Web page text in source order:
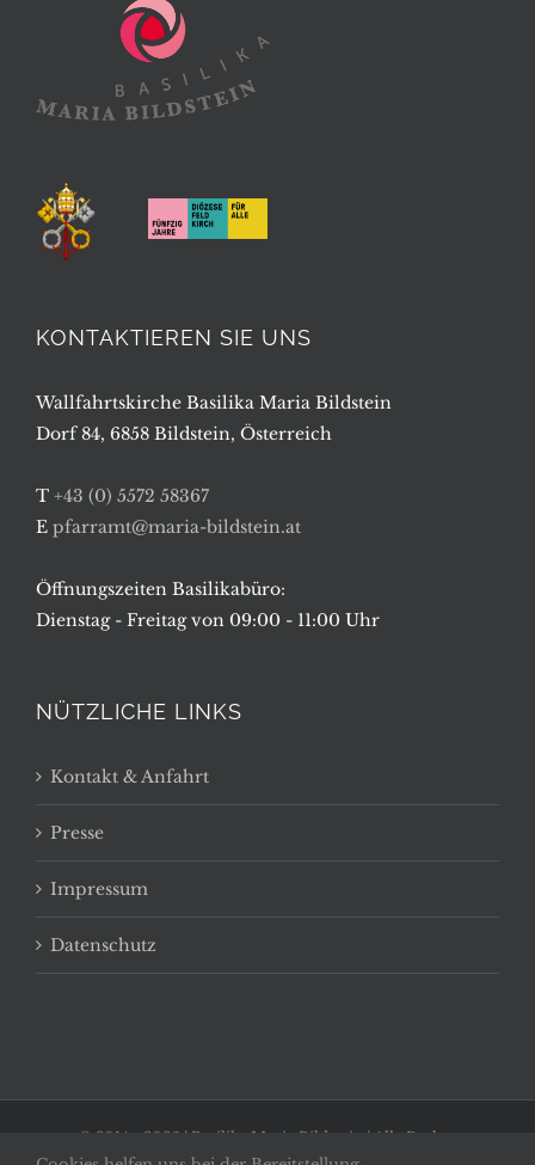
KONTAKTIEREN SIE UNS
Wallfahrtskirche Basilika Maria Bildstein
Dorf 84, 6858 Bildstein, Österreich
T +43 (0) 5572 58367
E pfarramt@maria-bildstein.at
Öffnungszeiten Basilikabüro:
Dienstag - Freitag von 09:00 - 11:00 Uhr
NÜTZLICHE LINKS
Kontakt & Anfahrt
Presse
Impressum
Datenschutz
© 2014 - 2026 | Basilika Maria Bildstein | Alle Rechte